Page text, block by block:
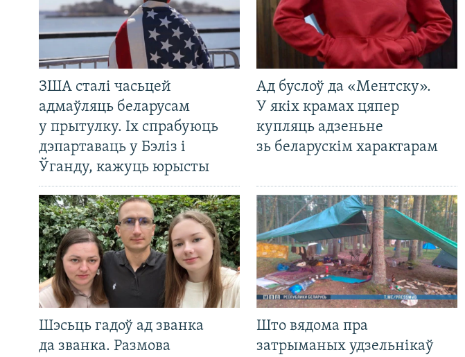
ЗША сталі часьцей
адмаўляць беларусам
у прытулку. Іх спрабуюць
дэпартаваць у Бэліз і
Ўганду, кажуць юрысты
Ад буслоў да «Ментску».
У якіх крамах цяпер
купляць адзеньне
зь беларускім характарам
Шэсьць гадоў ад званка
да званка. Размова
Што вядома пра
затрыманых удзельнікаў